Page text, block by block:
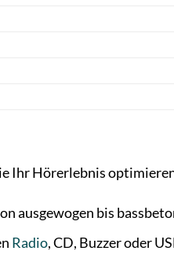
Ihr Hörerlebnis
ausgewogen bis
Radio, CD, Buzzer oder